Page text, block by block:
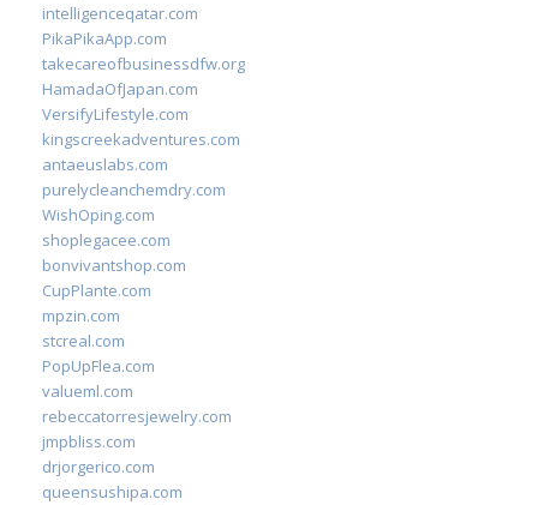
intelligenceqatar.com
PikaPikaApp.com
takecareofbusinessdfw.org
HamadaOfJapan.com
VersifyLifestyle.com
kingscreekadventures.com
antaeuslabs.com
purelycleanchemdry.com
WishOping.com
shoplegacee.com
bonvivantshop.com
CupPlante.com
mpzin.com
stcreal.com
PopUpFlea.com
valueml.com
rebeccatorresjewelry.com
jmpbliss.com
drjorgerico.com
queensushipa.com